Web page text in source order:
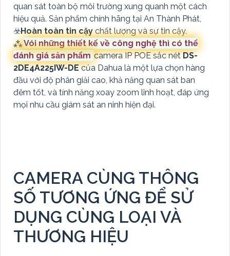
quan sát toàn bộ môi trường xung quanh một cách
hiệu quả. Sản phẩm chính hãng tại An Thành Phát,
☣️Hoàn toàn tin cậychất lượng và sự tin cậy.
⁂Vói những thiết kế về công nghệ thì có thể
đánh giá sản phẩmcamera IP POE sắc nétDS-
2DE4A225IW-DEcủa Dahua là một lựa chọn hàng
đầu với độ phân giải cao, khả năng quan sát ban
đêm tốt, và tính năng xoay zoom linh hoạt, đáp ứng
mọi nhu cầu giám sát an ninh hiện đại.
CAMERA CÙNG THÔNG
SỐ TƯƠNG ỨNG ĐỂ SỬ
DỤNG CÙNG LOẠI VÀ
THƯƠNG HIỆU